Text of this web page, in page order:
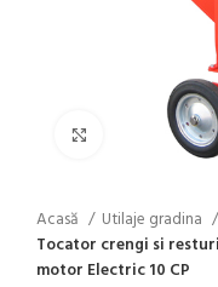
Click to enlarge
Acasă Utilaje gradina
Tocator crengi si
motor Electric 10 CP